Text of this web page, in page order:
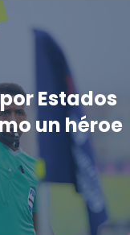
Estados
un héroe